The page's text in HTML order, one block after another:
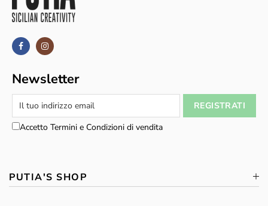
Newsletter
Accetto Termini e Condizioni di vendita
PUTIA'S SHOP